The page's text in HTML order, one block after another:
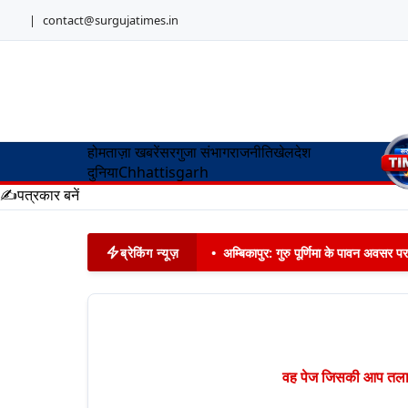
| contact@surgujatimes.in
होमताज़ा खबरेंसरगुजा संभागराजनीतिखेलदेश
दुनियाChhattisgarh
✍️पत्रकार बनें
ब्रेकिंग न्यूज़ • अम्बिकापुर: गुरु पूर्णिमा के पावन अवसर
वह पेज जिसकी आप